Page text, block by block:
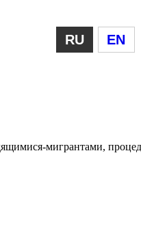
RU EN
мигрантами,